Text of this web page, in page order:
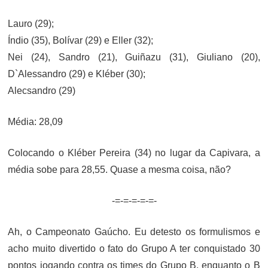
Lauro (29);
Índio (35), Bolívar (29) e Eller (32);
Nei (24), Sandro (21), Guiñazu (31), Giuliano (20),
D`Alessandro (29) e Kléber (30);
Alecsandro (29)
Média: 28,09
Colocando o Kléber Pereira (34) no lugar da Capivara, a
média sobe para 28,55. Quase a mesma coisa, não?
-=-=-=-=-=-
Ah, o Campeonato Gaúcho. Eu detesto os formulismos e
acho muito divertido o fato do Grupo A ter conquistado 30
pontos jogando contra os times do Grupo B, enquanto o B